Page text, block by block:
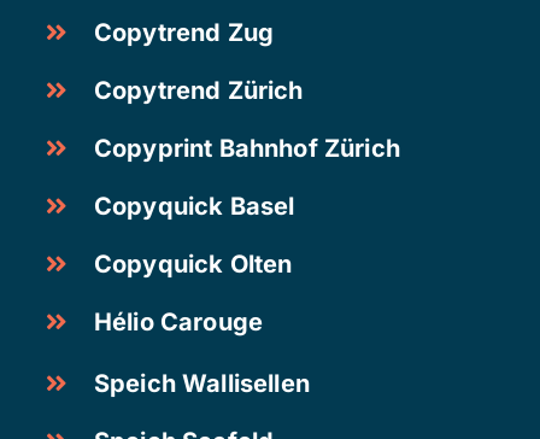
Copytrend Zug
Copytrend Zürich
Copyprint Bahnhof Zürich
Copyquick Basel
Copyquick Olten
Hélio Carouge
Speich Wallisellen